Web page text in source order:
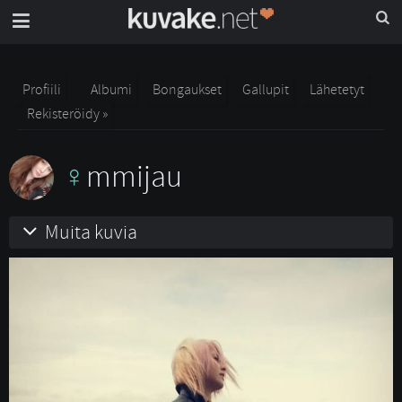
Profiili Albumi Bongaukset Gallupit
Lähetetyt
Rekisteröidy »
mmijau
Muita kuvia